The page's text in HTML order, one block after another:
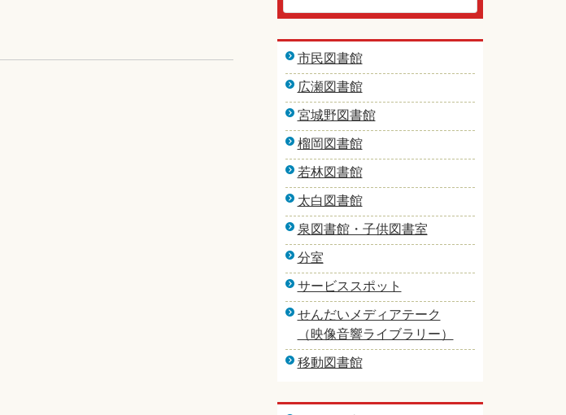
市民図書館
広瀬図書館
宮城野図書館
榴岡図書館
若林図書館
太白図書館
泉図書館・子供図書室
分室
サービススポット
せんだいメディアテーク
（映像音響ライブラリー）
移動図書館